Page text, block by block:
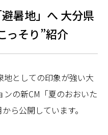
暑地」へ 大分県
っそり”紹介
としての印象が強い大
の新CM「夏のおおいた
ら公開しています。